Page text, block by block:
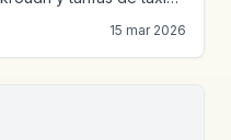
15 mar 2026